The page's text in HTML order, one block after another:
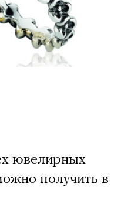
ювелирных
получить в